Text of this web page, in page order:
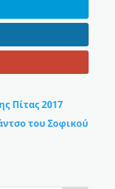
Πίτας 2017
του Σοφικού